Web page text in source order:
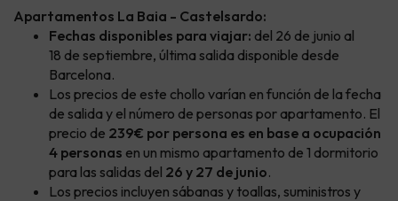
Apartamentos La Baia - Castelsardo:
Fechas disponibles para viajar: del 26 de junio al
18 de septiembre, última salida disponible desde
Barcelona.
Los precios de este chollo varían en función de la fecha
de salida y el número de personas por apartamento. El
precio de 239€ por persona es en base a ocupación
4 personas en un mismo apartamento de 1 dormitorio
para las salidas del 26 y 27 de junio.
Los precios incluyen sábanas y toallas, suministros y